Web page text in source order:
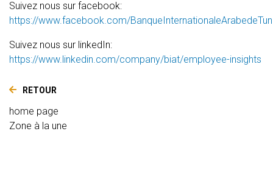
Suivez nous sur facebook:
https://www.facebook.com/
Suivez nous sur linkedIn:
https://www.linkedin.com/company/biat/employee-insights
RETOUR
home page
Zone à la une